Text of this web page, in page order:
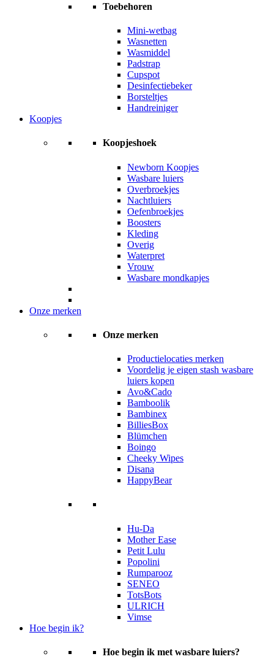
Toebehoren
Mini-wetbag
Wasnetten
Wasmiddel
Padstrap
Cupspot
Desinfectiebeker
Borsteltjes
Handreiniger
Koopjes
Koopjeshoek
Newborn Koopjes
Wasbare luiers
Overbroekjes
Nachtluiers
Oefenbroekjes
Boosters
Kleding
Overig
Waterpret
Vrouw
Wasbare mondkapjes
Onze merken
Onze merken
Productielocaties merken
Voordelig je eigen stash wasbare
luiers kopen
Avo&Cado
Bamboolik
Bambinex
BilliesBox
Blümchen
Boingo
Cheeky Wipes
Disana
HappyBear
Hu-Da
Mother Ease
Petit Lulu
Popolini
Rumparooz
SENEO
TotsBots
ULRICH
Vimse
Hoe begin ik?
Hoe begin ik met wasbare luiers?